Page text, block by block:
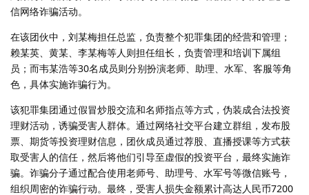
信网络诈骗活动。
在该团伙中，刘某梅担任总监，负责整个犯罪集团的经营和管理；
赖某英、黄某、李某梅等人则担任组长，负责管理和培训下属组
员；而韦某浩等30名成员则分别扮演老师、助理、水军、客服等角
色，具体实施诈骗行为。
该犯罪集团通过假冒炒股交流和名师指点等方式，伪装成合法投资
理财活动，诱骗受害人群体。通过网络社交平台建立群组，发布股
票、期货等投资理财信息，团伙成员通过荐股、直播授课等方式获
取受害人的信任，然后将他们引导至虚假的投资平台，最终实施诈
骗。诈骗分子通过配合使用老师号、助理号、水军号等微信账号，
组织周密的诈骗行动。最终，受害人损失金额累计高达人民币7200